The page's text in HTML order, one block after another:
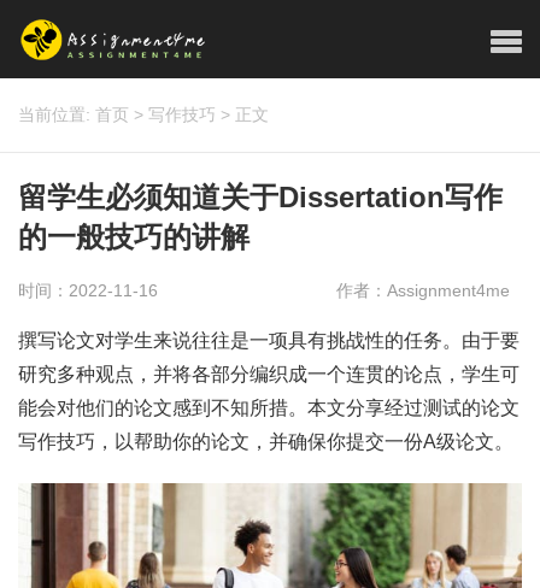
当前位置: 首页 > 写作技巧 > 正文
留学生必须知道关于Dissertation写作
的一般技巧的讲解
时间：2022-11-16 作者：Assignment4me
撰写论文对学生来说往往是一项具有挑战性的任务。由于要
研究多种观点，并将各部分编织成一个连贯的论点，学生可
能会对他们的论文感到不知所措。本文分享经过测试的论文
写作技巧，以帮助你的论文，并确保你提交一份A级论文。